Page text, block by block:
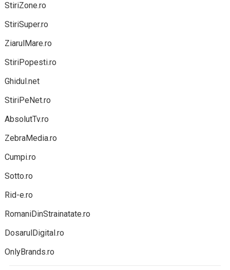
StiriZone.ro
StiriSuper.ro
ZiarulMare.ro
StiriPopesti.ro
Ghidul.net
StiriPeNet.ro
AbsolutTv.ro
ZebraMedia.ro
Cumpi.ro
Sotto.ro
Rid-e.ro
RomaniDinStrainatate.ro
DosarulDigital.ro
OnlyBrands.ro